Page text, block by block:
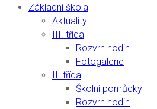
Základní škola
Aktuality
III. třída
Rozvrh hodin
Fotogalerie
II. třída
Školní pomůcky
Rozvrh hodin